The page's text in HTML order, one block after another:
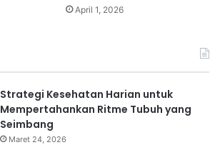
April 1, 2026
Strategi Kesehatan Harian untuk
Mempertahankan Ritme Tubuh yang
Seimbang
Maret 24, 2026